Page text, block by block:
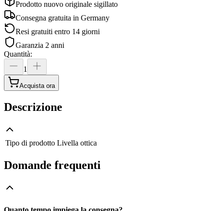
Prodotto nuovo originale sigillato
Consegna gratuita in Germany
Resi gratuiti entro 14 giorni
Garanzia 2 anni
Quantità:
1
Acquista ora
Descrizione
Tipo di prodotto Livella ottica
Domande frequenti